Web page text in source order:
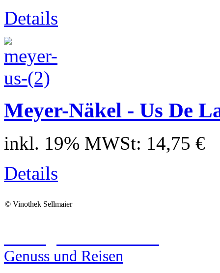
Details
Meyer-Näkel - Us De
inkl. 19% MWSt: 14,75 €
Details
© Vinothek Sellmaier
Genuss und Reisen